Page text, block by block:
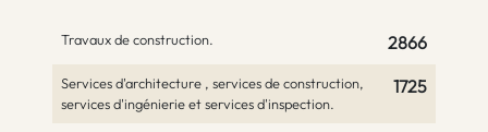
Travaux de construction. 2866
Services d'architecture , services de construction,
services d'ingénierie et services d'inspection.
1725